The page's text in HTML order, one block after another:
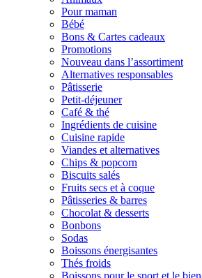
Pour maman
Bébé
Bons & Cartes cadeaux
Promotions
Nouveau dans l’assortiment
Alternatives responsables
Pâtisserie
Petit-déjeuner
Café & thé
Ingrédients de cuisine
Cuisine rapide
Viandes et alternatives
Chips & popcorn
Biscuits salés
Fruits secs et à coque
Pâtisseries & barres
Chocolat & desserts
Bonbons
Sodas
Boissons énergisantes
Thés froids
Boissons pour le sport et le